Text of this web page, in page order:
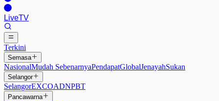
LiveTV
Terkini
Semasa
NasionalMudah SebenarnyaPendapatGlobalJenayahSukan
Selangor
SelangorEXCOADNPBT
Pancawarna